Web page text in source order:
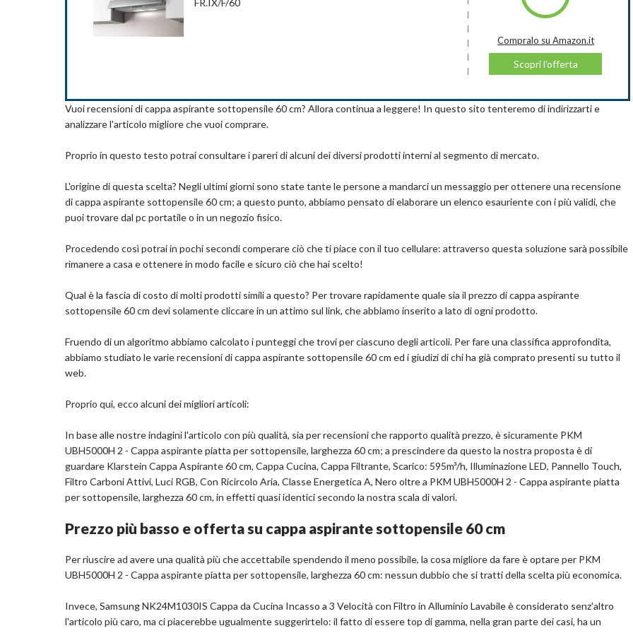
Tipo di montaggio: Sottopensile, A parete
Marchio: KLARSTEIN
Scopri l'offerta
consumo energetico minimo. La potenza di aspirazione può essere regolata su tre livelli tramite pratici comandi,
fino ad arrivare ad una capacità di aspirazione di 295 m3/h. Installare solo filtri originali per mantenere fedeli le
FILTRO ANTI-GRASSO E A CARBONI ATTIVI: Tutte le cappe sono dotate del FILTRO ANTI-GRASSO in
metallo che cattura il grasso dei vapori di cottura, mantenendo la cucina pulita e salubre, facile da smontare e lavare
a rigenerare l’aria dagli odori di cottura, per poi emetterla pulita e purificata nell’ambiente circostante. Vanno
sostituiti ogni 3 mesi circa con filtri originali
DESIGN E PRESTAZIONI: Modello di cappa sotto pensile Largezza 90 cm, può essere integrata perfettamente
massimo di soli 69 dB per aiutare a mantenere un ambiente più tranquillo in cucina. È dotata di illuminazione con Led
NOI DI FABER: Siamo custodi di un’eredità eccezionale che ci riempie di orgoglio. Abbiamo inventato la prima
cappa da cucina nel 1955. Dal 1958 offriamo cappe e soluzioni per il trattamento dell’aria che soddisfano le
esigenze dei consumatori e rispettano l’ambiente. Dal 2005 siamo gli Specialisti dell’Aria del Gruppo Franke, che da
oltre 100 anni è sinonimo di alta qualità, ingegneria all’avanguardia e design eccellente
Dettagli
Caratteristica speciale: Illuminazione Con Led
Materiale: metallo
Marchio: FABER
Compralo su Amazon.it
Scopri l'offerta
Vuoi recensioni di cappa aspirante sottopensile 60 cm? Allora continua a leggere! In questo sito tenteremo di indirizzarti e
analizzare l'articolo migliore che vuoi comprare.
Proprio in questo testo potrai consultare i pareri di alcuni dei diversi prodotti interni al segmento di mercato.
L'origine di questa scelta? Negli ultimi giorni sono state tante le persone a mandarci un messaggio per ottenere una recensione
di cappa aspirante sottopensile 60 cm; a questo punto, abbiamo pensato di elaborare un elenco esauriente con i più validi, che
puoi trovare dal pc portatile o in un negozio fisico.
Procedendo così potrai in pochi secondi comperare ciò che ti piace con il tuo cellulare: attraverso questa soluzione sarà possibile
rimanere a casa e ottenere in modo facile e sicuro ciò che hai scelto!
Qual è la fascia di costo di molti prodotti simili a questo? Per trovare rapidamente quale sia il prezzo di cappa aspirante
sottopensile 60 cm devi solamente cliccare in un attimo sul link, che abbiamo inserito a lato di ogni prodotto.
Fruendo di un algoritmo abbiamo calcolato i punteggi che trovi per ciascuno degli articoli. Per fare una classifica approfondita,
abbiamo studiato le varie recensioni di cappa aspirante sottopensile 60 cm ed i giudizi di chi ha già comprato presenti su tutto il
web.
Proprio qui, ecco alcuni dei migliori articoli:
In base alle nostre indagini l'articolo con più qualità, sia per recensioni che rapporto qualità prezzo, è sicuramente PKM
UBH5000H 2 - Cappa aspirante piatta per sottopensile, larghezza 60 cm; a prescindere da questo la nostra proposta è di
guardare Klarstein Cappa Aspirante 60 cm, Cappa Cucina, Cappa Filtrante, Scarico: 595m³/h, Illuminazione LED, Pannello Touch,
Filtro Carboni Attivi, Luci RGB, Con Ricircolo Aria, Classe Energetica A, Nero oltre a PKM UBH5000H 2 - Cappa aspirante piatta
per sottopensile, larghezza 60 cm, in effetti quasi identici secondo la nostra scala di valori.
Prezzo più basso e offerta su cappa aspirante sottopensile 60 cm
Per riuscire ad avere una qualità più che accettabile spendendo il meno possibile, la cosa migliore da fare è optare per PKM
UBH5000H 2 - Cappa aspirante piatta per sottopensile, larghezza 60 cm: nessun dubbio che si tratti della scelta più economica.
Invece, Samsung NK24M1030IS Cappa da Cucina Incasso a 3 Velocità con Filtro in Alluminio Lavabile è considerato senz'altro
l'articolo più caro, ma ci piacerebbe ugualmente suggerirtelo: il fatto di essere top di gamma, nella gran parte dei casi, ha un